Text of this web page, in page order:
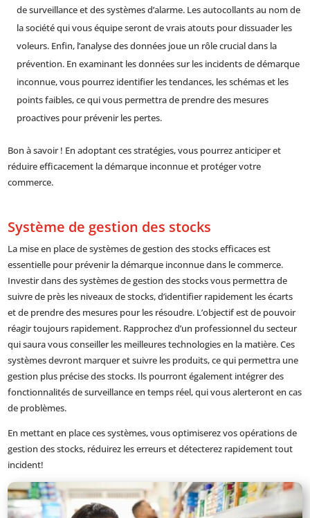
de surveillance et des systèmes d’alarme. Les autocollants au nom de
la société qui vous équipe seront de vrais atouts pour dissuader les
voleurs. Enfin, l’analyse des données joue un rôle crucial dans la
prévention. En examinant les données sur les incidents de démarque
inconnue, vous pourrez identifier les tendances, les schémas et les
points faibles, ce qui vous permettra de prendre des mesures
proactives pour prévenir les pertes.
Bon à savoir ! En adoptant ces stratégies, vous pourrez anticiper et
réduire efficacement la démarque inconnue et protéger votre
commerce.
Système de gestion des stocks
La mise en place de systèmes de gestion des stocks efficaces est
essentielle pour prévenir la démarque inconnue dans le commerce.
Investir dans des systèmes de gestion des stocks vous permettra de
suivre de près les niveaux de stocks, d’identifier rapidement les écarts
et de prendre des mesures pour les résoudre. L’objectif est de pouvoir
réagir toujours rapidement. Rapprochez d’un professionnel du secteur
qui saura vous conseiller les meilleures technologies en la matière. Ces
systèmes devront marquer et suivre les produits, ce qui permettra une
gestion plus précise des stocks. Ils pourront également intégrer des
fonctionnalités de surveillance en temps réel, qui vous alerteront en cas
de problèmes.
En mettant en place ces systèmes, vous optimiserez vos opérations de
gestion des stocks, réduirez les erreurs et détecterez rapidement tout
incident!